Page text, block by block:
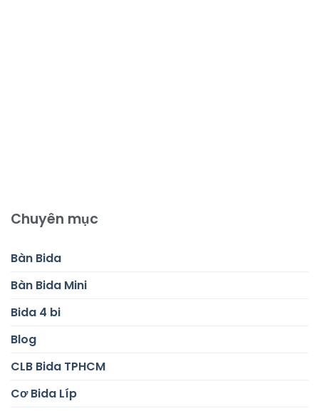
Chuyên mục
Bàn Bida
Bàn Bida Mini
Bida 4 bi
Blog
CLB Bida TPHCM
Cơ Bida Líp